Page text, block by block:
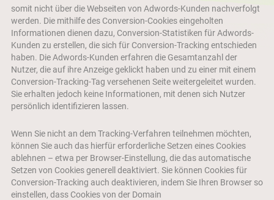
somit nicht über die Webseiten von Adwords-Kunden nachverfolgt
werden. Die mithilfe des Conversion-Cookies eingeholten
Informationen dienen dazu, Conversion-Statistiken für Adwords-
Kunden zu erstellen, die sich für Conversion-Tracking entschieden
haben. Die Adwords-Kunden erfahren die Gesamtanzahl der
Nutzer, die auf ihre Anzeige geklickt haben und zu einer mit einem
Conversion-Tracking-Tag versehenen Seite weitergeleitet wurden.
Sie erhalten jedoch keine Informationen, mit denen sich Nutzer
persönlich identifizieren lassen.
Wenn Sie nicht an dem Tracking-Verfahren teilnehmen möchten,
können Sie auch das hierfür erforderliche Setzen eines Cookies
ablehnen – etwa per Browser-Einstellung, die das automatische
Setzen von Cookies generell deaktiviert. Sie können Cookies für
Conversion-Tracking auch deaktivieren, indem Sie Ihren Browser so
einstellen, dass Cookies von der Domain